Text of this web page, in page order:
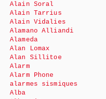
Alain Soral
Alain Tarrius
Alain Vidalies
Alamano Alliandi
Alameda
Alan Lomax
Alan Sillitoe
Alarm
Alarm Phone
alarmes sismiques
Alba